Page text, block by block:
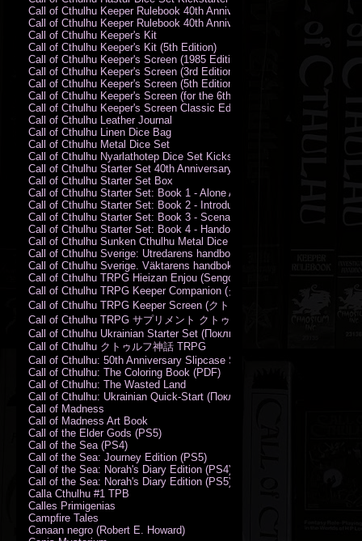
Call of Cthulhu Keeper Rulebook 40th Anniversary Edition
Call of Cthulhu Keeper Rulebook 40th Anniversary Edition (PDF)
Call of Cthulhu Keeper's Kit
Call of Cthulhu Keeper's Kit (5th Edition)
Call of Cthulhu Keeper's Screen (1985 Edition)
Call of Cthulhu Keeper's Screen (3rd Edition)
Call of Cthulhu Keeper's Screen (5th Edition)
Call of Cthulhu Keeper's Screen (for the 6th Edition Rules)
Call of Cthulhu Keeper's Screen Classic Edition
Call of Cthulhu Leather Journal
Call of Cthulhu Linen Dice Bag
Call of Cthulhu Metal Dice Set
Call of Cthulhu Nyarlathotep Dice Set Kickstarter Edition
Call of Cthulhu Starter Set 40th Anniversary Edition
Call of Cthulhu Starter Set Box
Call of Cthulhu Starter Set: Book 1 - Alone Against the Flames
Call of Cthulhu Starter Set: Book 2 - Introductory Rules
Call of Cthulhu Starter Set: Book 3 - Scenarios
Call of Cthulhu Starter Set: Book 4 - Handouts
Call of Cthulhu Sunken Cthulhu Metal Dice Set
Call of Cthulhu Sverige: Utredarens handbok (PDF)
Call of Cthulhu Sverige. Väktarens handbok
Call of Cthulhu TRPG Hieizan Enjou (Sengoku Period)
Call of Cthulhu TRPG Keeper Companion (クトゥルフ神話TRPG キー
Call of Cthulhu TRPG Keeper Screen (クトゥルフ神話TRPG キーパー
Call of Cthulhu TRPG サプリメント クトゥルフ2015
Call of Cthulhu Ukrainian Starter Set (Поклик Ктулху. Базовий набір)
Call of Cthulhu クトゥルフ神話 TRPG
Call of Cthulhu: 50th Anniversary Slipcase Set
Call of Cthulhu: The Coloring Book (PDF)
Call of Cthulhu: The Wasted Land
Call of Cthulhu: Ukrainian Quick-Start (Поклик Ктулху. Швидкий
Call of Madness
Call of Madness Art Book
Call of the Elder Gods (PS5)
Call of the Sea (PS4)
Call of the Sea: Journey Edition (PS5)
Call of the Sea: Norah's Diary Edition (PS4)
Call of the Sea: Norah's Diary Edition (PS5)
Calla Cthulhu #1 TPB
Calles Primigenias
Campfire Tales
Canaan negro (Robert E. Howard)